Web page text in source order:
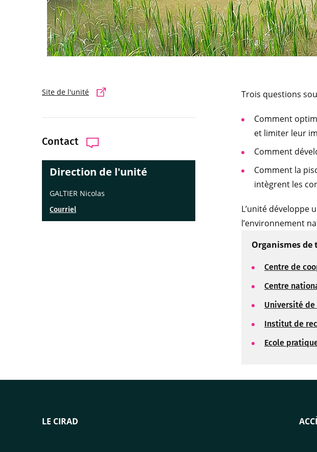
Site de l'unité
Contact
Direction de l'unité
GALTIER Nicolas
Courriel
Trois questions
Comment
et limiter leur
Comment
Comment la
intègrent les
L’unité développe
l’environnement
Organismes de
Centre de
Centre
Université
Institut de
Ecole
LE CIRAD